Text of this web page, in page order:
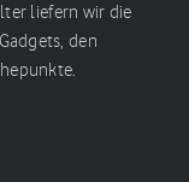
liefern wir die
den